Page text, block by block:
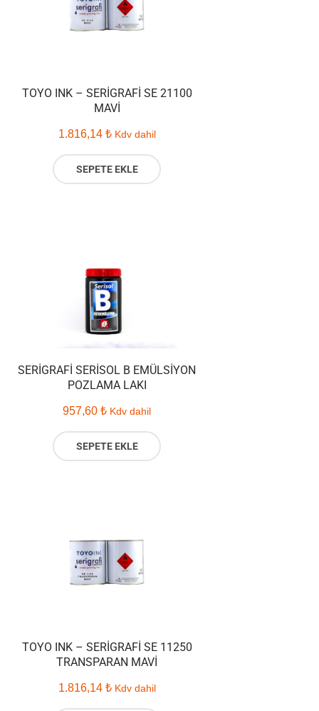
TOYO INK – SERIGRAFI SE 21100
MAVI
1.816,14 ₺ Kdv dahil
SEPETE EKLE
SERIGRAFI SERISOL B EMÜLSIYON
POZLAMA LAKI
957,60 ₺ Kdv dahil
SEPETE EKLE
TOYO INK – SERIGRAFI SE 11250
TRANSPARAN MAVI
1.816,14 ₺ Kdv dahil